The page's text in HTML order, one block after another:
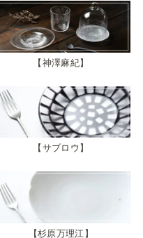
神澤麻紀
サブロウ
杉原万理江